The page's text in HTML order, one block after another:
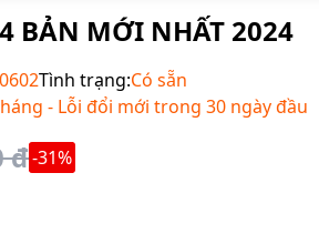
BẢN MỚI NHẤT 2024
Tình trạng:Có sẵn
- Lỗi đổi mới trong 30 ngày đầu
đ-31%